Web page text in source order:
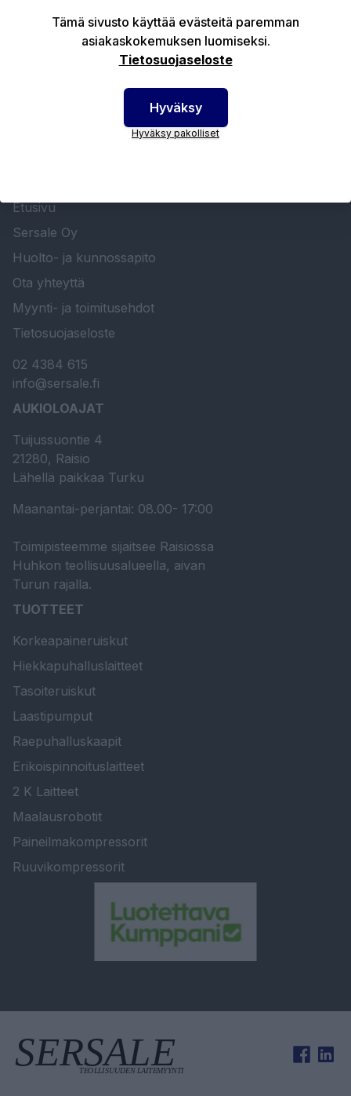
Tekniset edut
Etusivu
Sersale Oy
Huolto- ja kunnossapito
Ota yhteyttä
Myynti- ja toimitusehdot
Tietosuojaseloste
02 4384 615
info@sersale.fi
AUKIOLOAJAT
Tuijussuontie 4
21280, Raisio
Lähellä paikkaa Turku
Maanantai-perjantai: 08.00- 17:00
Toimipisteemme sijaitsee Raisiossa
Huhkon teollisuusalueella, aivan
Turun rajalla.
TUOTTEET
Korkeapaineruiskut
Hiekkapuhalluslaitteet
Tasoiteruiskut
Laastipumput
Raepuhalluskaapit
Erikoispinnoituslaitteet
2 K Laitteet
Maalausrobotit
Paineilmakompressorit
Ruuvikompressorit
Tämä sivusto käyttää evästeitä paremman
asiakaskokemuksen luomiseksi.
Tietosuojaseloste
Hyväksy
Hyväksy pakolliset